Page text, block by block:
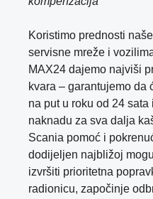
Koristimo prednosti
servisne mreže i
MAX24 dajemo najviši
kvara – garantujemo da
na put u roku od 24
naknadu za sva dalja
Scania pomoć i
dodijeljen najbližoj
izvršiti prioritetna
radionicu, započinje